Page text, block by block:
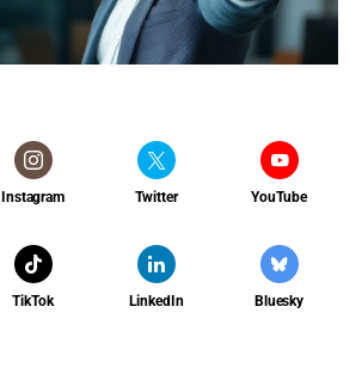
Instagram Twitter YouTube
TikTok LinkedIn Bluesky